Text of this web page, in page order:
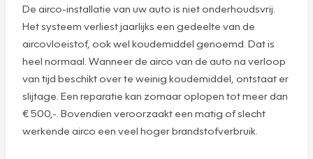
De airco-installatie van uw auto is niet onderhoudsvrij.
Het systeem verliest jaarlijks een gedeelte van de
aircovloeistof, ook wel koudemiddel genoemd. Dat is
heel normaal. Wanneer de airco van de auto na verloop
van tijd beschikt over te weinig koudemiddel, ontstaat er
slijtage. Een reparatie kan zomaar oplopen tot meer dan
€ 500,-. Bovendien veroorzaakt een matig of slecht
werkende airco een veel hoger brandstofverbruik.